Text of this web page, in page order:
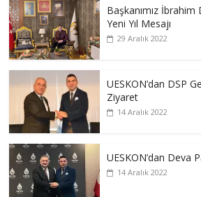
Başkanımız İbrahim
Yeni Yıl Mesajı
29 Aralık 2022
UESKON’dan DSP
Ziyaret
14 Aralık 2022
UESKON’dan Deva
14 Aralık 2022